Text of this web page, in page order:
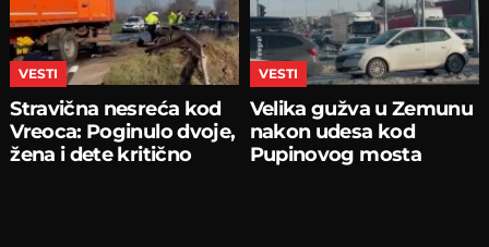
VESTI
Stravična nesreća kod
Vreoca: Poginulo dvoje,
žena i dete kritično
VESTI
Velika gužva u Zemunu
nakon udesa kod
Pupinovog mosta